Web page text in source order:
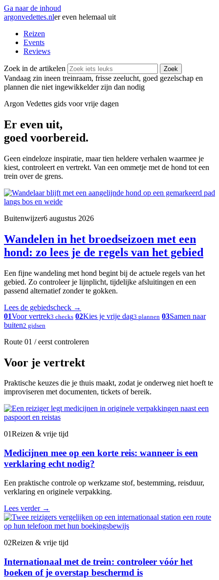
Ga naar de inhoud
argonvedettes.nler even helemaal uit
Reizen
Events
Reviews
Zoek in de artikelen Zoek
Vandaag zin ineen treinraam, frisse zeelucht, goed gezelschap en
plannen die niet ingewikkelder zijn dan nodig
Argon Vedettes gids voor vrije dagen
Er even uit,
goed voorbereid.
Geen eindeloze inspiratie, maar tien heldere verhalen waarmee je
kiest, controleert en vertrekt. Van een ommetje met de hond tot een
trein over de grens.
Buitenwijzer6 augustus 2026
Wandelen in het broedseizoen met een
hond: zo lees je de regels van het gebied
Een fijne wandeling met hond begint bij de actuele regels van het
gebied. Zo controleer je lijnplicht, tijdelijke afsluitingen en een
passend alternatief zonder te gokken.
Lees de gebiedscheck →
01Voor vertrek3 checks 02Kies je vrije dag3 plannen 03Samen naar
buiten2 gidsen
Route 01 / eerst controleren
Voor je vertrekt
Praktische keuzes die je thuis maakt, zodat je onderweg niet hoeft te
improviseren met documenten, tickets of bereik.
01Reizen & vrije tijd
Medicijnen mee op een korte reis: wanneer is een
verklaring echt nodig?
Een praktische controle op werkzame stof, bestemming, reisduur,
verklaring en originele verpakking.
Lees verder →
02Reizen & vrije tijd
Internationaal met de trein: controleer vóór het
boeken of je overstap beschermd is